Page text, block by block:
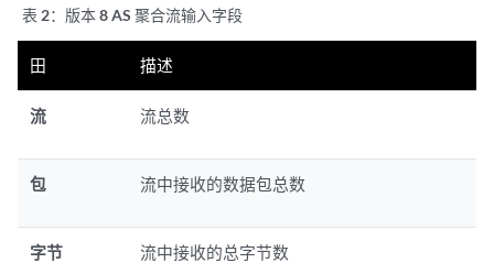
表 2： 版本 8 AS 聚合流输入字段
田 描述
流 流总数
包 流中接收的数据包总数
字节 流中接收的总字节数